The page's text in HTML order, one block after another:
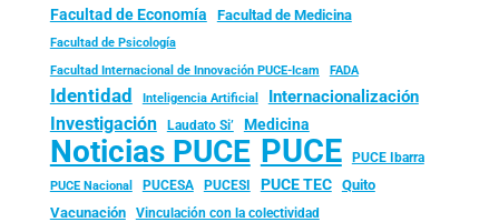
Facultad de Economía Facultad de Medicina
Facultad de Psicología
Facultad Internacional de Innovación PUCE-Icam FADA
Identidad Inteligencia Artificial Internacionalización
Investigación Laudato Si’ Medicina
Noticias PUCE PUCE PUCE Ibarra
PUCE Nacional PUCESA PUCESI PUCE TEC
Quito
Vacunación
Vinculación con la colectividad